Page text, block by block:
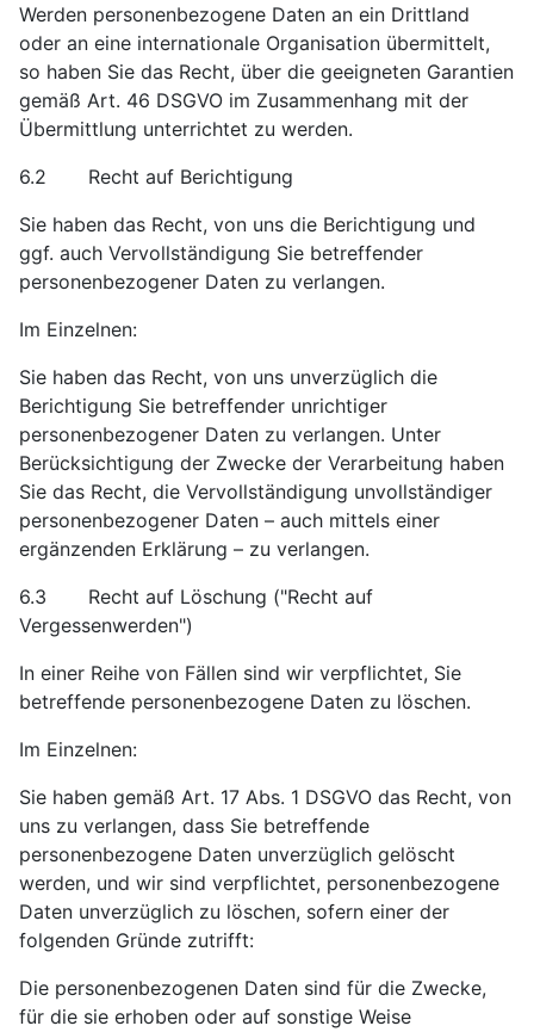
Werden personenbezogene Daten an ein Drittland
oder an eine internationale Organisation übermittelt,
so haben Sie das Recht, über die geeigneten Garantien
gemäß Art. 46 DSGVO im Zusammenhang mit der
Übermittlung unterrichtet zu werden.
6.2 Recht auf Berichtigung
Sie haben das Recht, von uns die Berichtigung und
ggf. auch Vervollständigung Sie betreffender
personenbezogener Daten zu verlangen.
Im Einzelnen:
Sie haben das Recht, von uns unverzüglich die
Berichtigung Sie betreffender unrichtiger
personenbezogener Daten zu verlangen. Unter
Berücksichtigung der Zwecke der Verarbeitung haben
Sie das Recht, die Vervollständigung unvollständiger
personenbezogener Daten – auch mittels einer
ergänzenden Erklärung – zu verlangen.
6.3 Recht auf Löschung ("Recht auf
Vergessenwerden")
In einer Reihe von Fällen sind wir verpflichtet, Sie
betreffende personenbezogene Daten zu löschen.
Im Einzelnen:
Sie haben gemäß Art. 17 Abs. 1 DSGVO das Recht, von
uns zu verlangen, dass Sie betreffende
personenbezogene Daten unverzüglich gelöscht
werden, und wir sind verpflichtet, personenbezogene
Daten unverzüglich zu löschen, sofern einer der
folgenden Gründe zutrifft:
Die personenbezogenen Daten sind für die Zwecke,
für die sie erhoben oder auf sonstige Weise